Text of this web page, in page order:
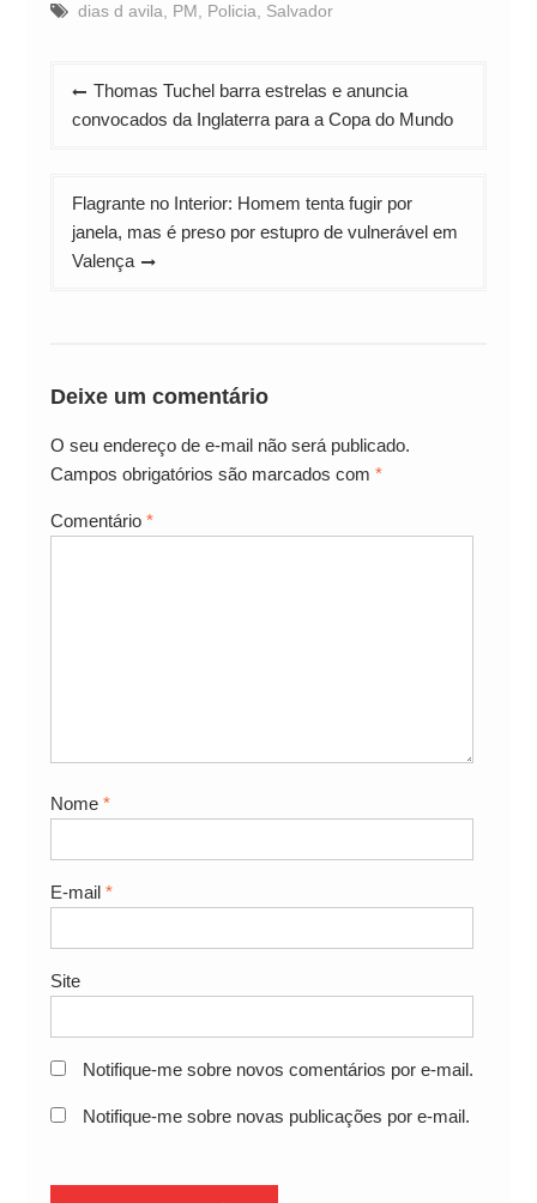
dias d avila, PM, Policia, Salvador
Navegação
de
Thomas Tuchel barra estrelas e anuncia
convocados da Inglaterra para a Copa do Mundo
Flagrante no Interior: Homem tenta fugir por
janela, mas é preso por estupro de vulnerável em
Valença
Deixe um comentário
O seu endereço de e-mail não será publicado.
Campos obrigatórios são marcados com *
Comentário *
Nome *
E-mail *
Site
Notifique-me sobre novos comentários por e-mail.
Notifique-me sobre novas publicações por e-mail.